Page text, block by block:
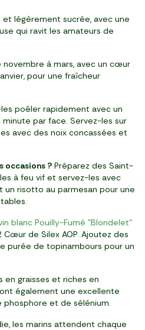
et légèrement sucrée, avec une
qui ravit les amateurs de
novembre à mars, avec un cœur
pour une fraîcheur
poêler rapidement avec un
par face. Servez-les sur
avec des noix concassées et
occasions ? Préparez des Saint-
à feu vif et servez-les avec
un risotto au parmesan pour une
blanc Pouilly-Fumé "Blondelet"
Cœur de Silex AOP. Ajoutez des
purée de topinambours pour un
en graisses et riches en
également une excellente
phosphore et de sélénium.
les marins attendent chaque